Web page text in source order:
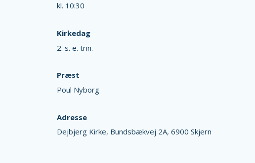
kl. 10:30
Kirkedag
2. s. e. trin.
Præst
Poul Nyborg
Adresse
Dejbjerg Kirke, Bundsbækvej 2A, 6900 Skjern